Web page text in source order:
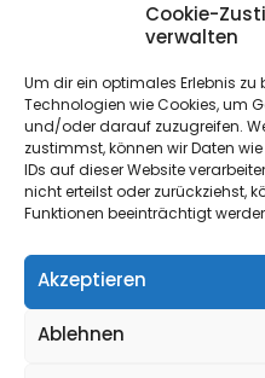
Cookie-
verwalten
Um dir ein optimales Erlebnis zu
Technologien wie Cookies, um
und/oder darauf zuzugreifen.
zustimmst, können wir Daten
IDs auf dieser Website
nicht erteilst oder zurückziehst,
Funktionen beeinträchtigt
Akzeptieren
Ablehnen
Ordination
Prim. Priv.-Doz.
+43 (0)
+43 (0)